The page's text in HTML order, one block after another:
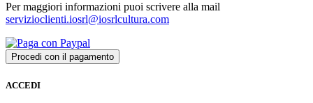
Per maggiori informazioni puoi scrivere alla mail
servizioclienti.iosrl@iosrlcultura.com
ACCEDI